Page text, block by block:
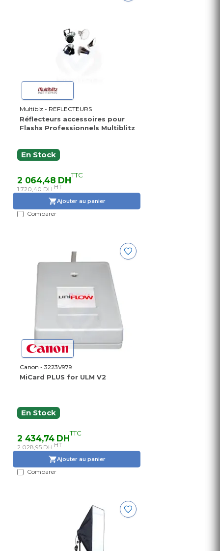
Multibiz - REFLECTEURS
Réflecteurs accessoires pour
Flashs Professionnels Multiblitz
En Stock
2 064,48 DHTTC
1 720,40 DH HT
Ajouter au panier
Comparer
Canon - 3223V979
MiCard PLUS for ULM V2
En Stock
2 434,74 DHTTC
2 028,95 DH HT
Ajouter au panier
Comparer